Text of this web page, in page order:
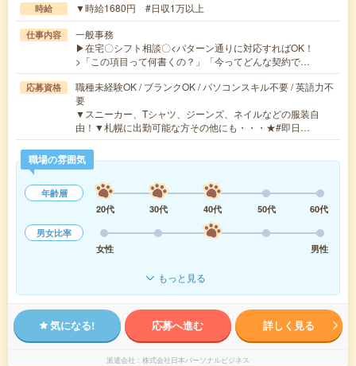
時給 ▼時給1680円 #日収1万以上
仕事内容
一般事務
▶在宅〇シフト相談〇<パターン通りに対応すればOK！
>「この項目って何書くの？」「今ってどんな契約で…
応募資格
職種未経験OK / ブランクOK / パソコンスキル不要 / 英語力不
要
▼スニーカー、Tシャツ、ジーンズ、ネイルなどの服装自
由！▼札幌に出勤可能な方その他にも・・・★#即日…
職場の雰囲気
年齢層
20代
30代 40代 50代
60代
男女比率
女性
男性
もっと見る
気になる! 応募へ進む 詳しく見る
派遣会社 株式会社日本パーソナルビジネス